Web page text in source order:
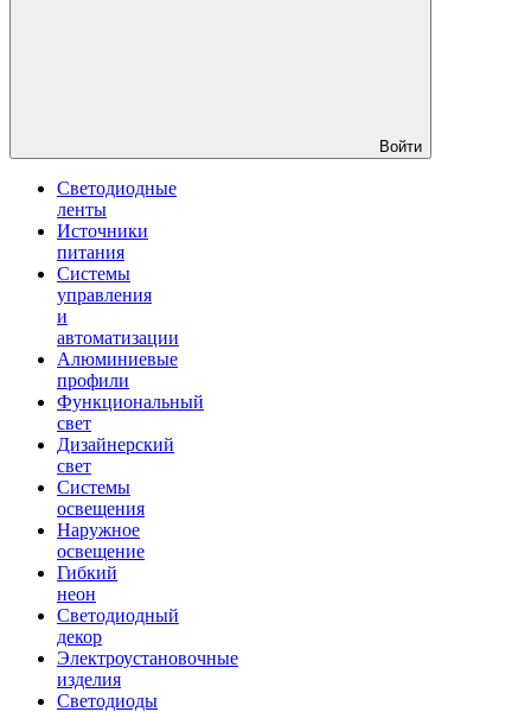
Войти
Светодиодные
ленты
Источники
питания
Системы
управления
и
автоматизации
Алюминиевые
профили
Функциональный
свет
Дизайнерский
свет
Системы
освещения
Наружное
освещение
Гибкий
неон
Светодиодный
декор
Электроустановочные
изделия
Светодиоды